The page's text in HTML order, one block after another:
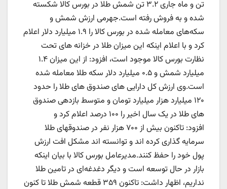
تن و ماه جاری ۳.۲ تن شمش طلا در بورس کالا شکسته
شده و به فروش رفته است.جهرمی ارزش شمش و
سکه‌های معامله شده در بورس کالا را ۱.۹ میلیارد دلار اعلام
کرد و با اعلام اینکه این میزان طلا در خزانه های تحت
نظارت بورس کالا موجود است، افزود: از این میزان ۱.۴
میلیارد شمش و ۰.۵ میلیارد دلار سکه طلا معامله شده
است.وی ارزش کل دارایی های صندوق های طلا را حدود
۱۲۰ میلیارد هزار میلیارد تومان و متوسط بازدهی صندوق
های طلا در یک سال اخیر را ۱۰۰ درصد اعلام کرد و
افزود: تاکنون بیش از ۷۰۰ هزار نفر در صندوقهای طلا
سرمایه گذاری کرده اند و توانسته اند مشکل افت ارزش
پول خود را حفظ کنند.مدیرعامل بورس کالا با بیان اینکه
بازار در حال توسعه است و دیگر دغدغه‌ای در تامین طلا
نداریم، اظهار داشت: تاکنون ۳۵۹ قطعه شمش طلا تا کنون